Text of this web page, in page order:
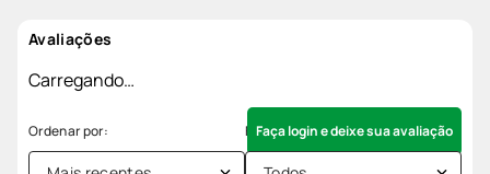
Avaliações
Carregando…
Faça login e deixe sua avaliação